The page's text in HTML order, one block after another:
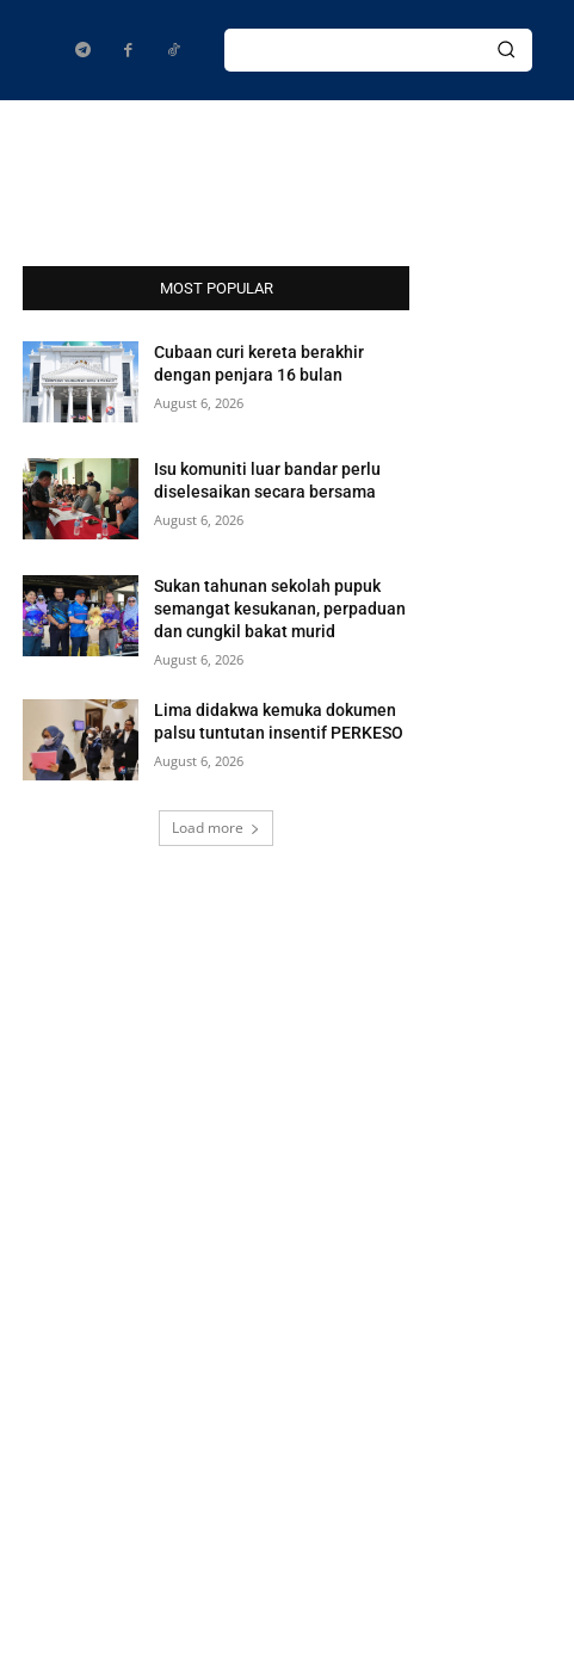
MOST POPULAR
Cubaan curi kereta berakhir
dengan penjara 16 bulan
August 6, 2026
Isu komuniti luar bandar perlu
diselesaikan secara bersama
August 6, 2026
Sukan tahunan sekolah pupuk
semangat kesukanan, perpaduan
dan cungkil bakat murid
August 6, 2026
Lima didakwa kemuka dokumen
palsu tuntutan insentif PERKESO
August 6, 2026
Load more